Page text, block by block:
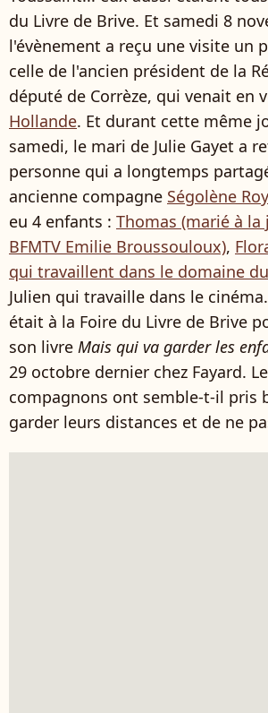
du Livre de Brive. Et samedi 8
l'évènement a reçu une visite un
celle de l'ancien président de la
député de Corrèze, qui venait en
Hollande. Et durant cette même
samedi, le mari de Julie Gayet a
personne qui a longtemps
ancienne compagne Ségolène
eu 4 enfants : Thomas (marié à
BFMTV Emilie Broussouloux),
qui travaillent dans le domaine
Julien qui travaille dans le
était à la Foire du Livre de Brive
son livre Mais qui va garder les
29 octobre dernier chez Fayard.
compagnons ont semble-t-il pris
garder leurs distances et de ne